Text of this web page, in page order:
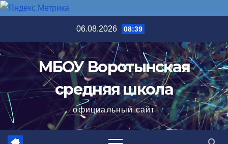
содержимому
06.08.2026 08:39
МБОУ Воротынская
средняя школа
официальный сайт